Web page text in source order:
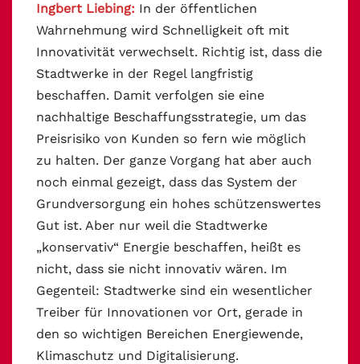
Ingbert Liebing: In der öffentlichen
Wahrnehmung wird Schnelligkeit oft mit
Innovativität verwechselt. Richtig ist, dass die
Stadtwerke in der Regel langfristig
beschaffen. Damit verfolgen sie eine
nachhaltige Beschaffungsstrategie, um das
Preisrisiko von Kunden so fern wie möglich
zu halten. Der ganze Vorgang hat aber auch
noch einmal gezeigt, dass das System der
Grundversorgung ein hohes schützenswertes
Gut ist. Aber nur weil die Stadtwerke
„konservativ“ Energie beschaffen, heißt es
nicht, dass sie nicht innovativ wären. Im
Gegenteil: Stadtwerke sind ein wesentlicher
Treiber für Innovationen vor Ort, gerade in
den so wichtigen Bereichen Energiewende,
Klimaschutz und Digitalisierung.